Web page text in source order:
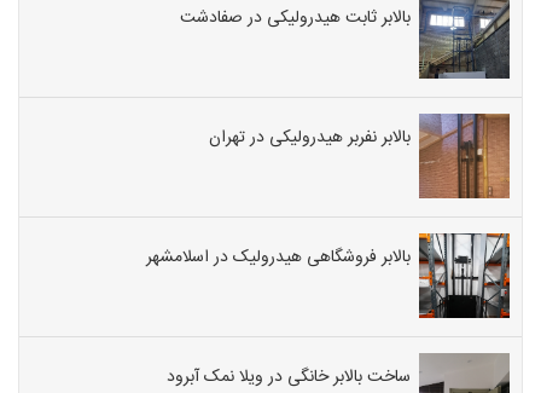
بالابر ثابت هیدرولیکی در صفادشت
بالابر نفربر هیدرولیکی در تهران
بالابر فروشگاهی هیدرولیک در اسلامشهر
ساخت بالابر خانگی در ویلا نمک آبرود